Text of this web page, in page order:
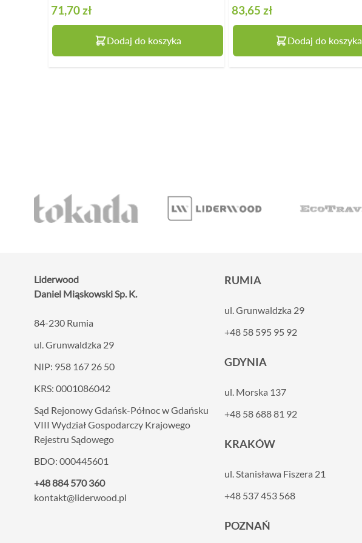
71,70 zł
Dodaj do koszyka
83,65 zł
Dodaj do koszyka
Liderwood
Daniel Miąskowski Sp. K.
84-230 Rumia
ul. Grunwaldzka 29
NIP: 958 167 26 50
KRS: 0001086042
Sąd Rejonowy Gdańsk-Północ w Gdańsku
VIII Wydział Gospodarczy Krajowego
Rejestru Sądowego
BDO: 000445601
+48 884 570 360
kontakt@liderwood.pl
RUMIA
ul. Grunwaldzka 29
+48 58 595 95 92
GDYNIA
ul. Morska 137
+48 58 688 81 92
KRAKÓW
ul. Stanisława Fiszera 21
+48 537 453 568
POZNAŃ